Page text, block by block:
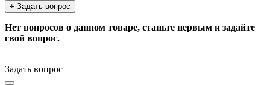
+ Задать вопрос
Нет вопросов о данном товаре, станьте первым и задайте
свой вопрос.
Задать вопрос